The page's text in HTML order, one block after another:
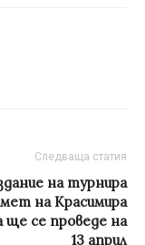
Следваща статия
на турнира
на Красимира
ще се проведе на
13 април